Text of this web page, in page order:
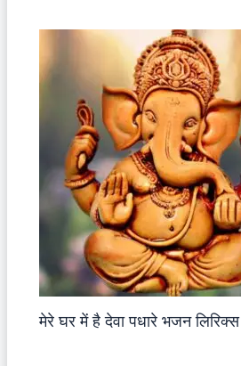
मेरे घर में है देवा पधारे भजन लिरिक्स